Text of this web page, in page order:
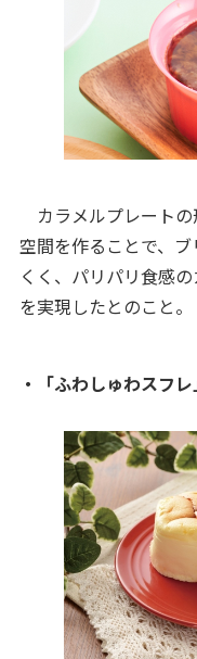
カラメルプレート
空間を作ることで、
くく、パリパリ食感
を実現したとのこと。
・「ふわしゅわスフレ